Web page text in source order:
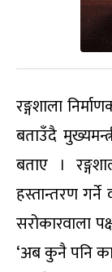
रङ्गशाला
बताउँदै
बताए ।
हस्तान्तरण गर्ने
सरोकारवाला
‘अब कुनै पनि